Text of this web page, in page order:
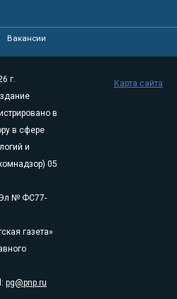
Вакансии
г.
в
в сфере
и
05
Эл № ФС77-
газета»
pg@pnp.ru
Карта сайта